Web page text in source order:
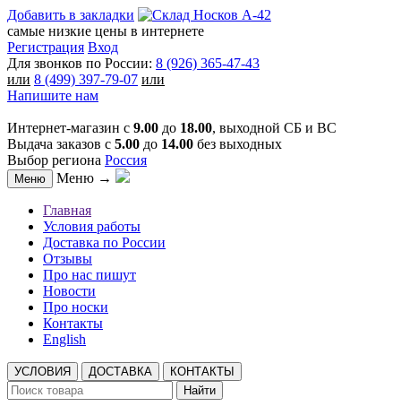
Добавить в закладки
самые низкие цены в интернете
Регистрация Вход
Для звонков по России: 8 (926) 365-47-43
или 8 (499) 397-79-07 или
Напишите нам
Интернет-магазин с 9.00 до 18.00, выходной СБ и ВС
Выдача заказов с 5.00 до 14.00 без выходных
Выбор региона Россия
Меню Меню →
Главная
Условия работы
Доставка по России
Отзывы
Про нас пишут
Новости
Про носки
Контакты
English
УСЛОВИЯ ДОСТАВКА
КОНТАКТЫ
Найти